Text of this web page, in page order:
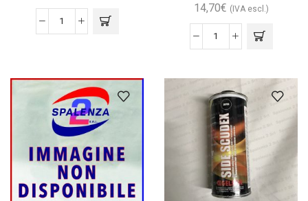
14,70€ (IVA escl.)